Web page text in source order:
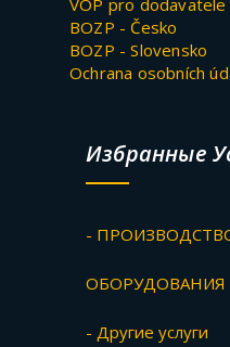
BOZP - Česko
BOZP - Slovensko
Ochrana osobních
Избранные
-
ОБОРУДОВАНИЯ
- Другие услуги